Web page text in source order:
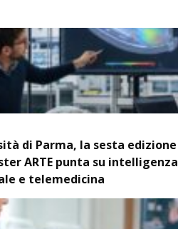
di Parma, la sesta edizione
ARTE punta su intelligenza
e telemedicina